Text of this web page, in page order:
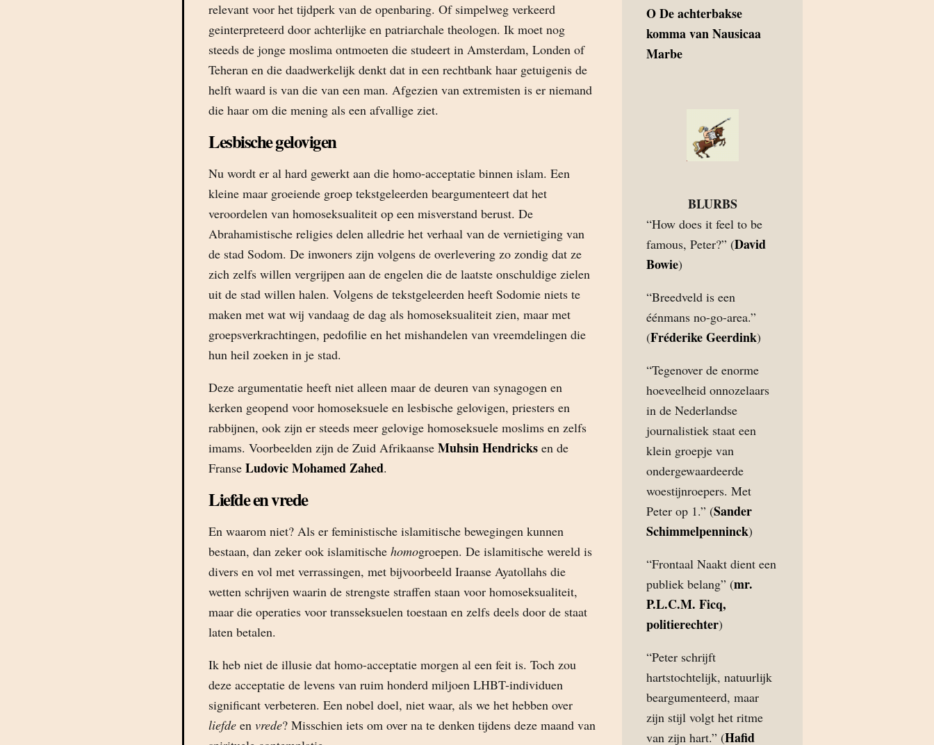
relevant voor het tijdperk van de openbaring. Of simpelweg verkeerd
geinterpreteerd door achterlijke en patriarchale theologen. Ik moet nog
steeds de jonge moslima ontmoeten die studeert in Amsterdam, Londen of
Teheran en die daadwerkelijk denkt dat in een rechtbank haar getuigenis de
helft waard is van die van een man. Afgezien van extremisten is er niemand
die haar om die mening als een afvallige ziet.
Lesbische gelovigen
Nu wordt er al hard gewerkt aan die homo-acceptatie binnen islam. Een
kleine maar groeiende groep tekstgeleerden beargumenteert dat het
veroordelen van homoseksualiteit op een misverstand berust. De
Abrahamistische religies delen alledrie het verhaal van de vernietiging van
de stad Sodom. De inwoners zijn volgens de overlevering zo zondig dat ze
zich zelfs willen vergrijpen aan de engelen die de laatste onschuldige zielen
uit de stad willen halen. Volgens de tekstgeleerden heeft Sodomie niets te
maken met wat wij vandaag de dag als homoseksualiteit zien, maar met
groepsverkrachtingen, pedofilie en het mishandelen van vreemdelingen die
hun heil zoeken in je stad.
Deze argumentatie heeft niet alleen maar de deuren van synagogen en
kerken geopend voor homoseksuele en lesbische gelovigen, priesters en
rabbijnen, ook zijn er steeds meer gelovige homoseksuele moslims en zelfs
imams. Voorbeelden zijn de Zuid Afrikaanse Muhsin Hendricks en de
Franse Ludovic Mohamed Zahed.
Liefde en vrede
En waarom niet? Als er feministische islamitische bewegingen kunnen
bestaan, dan zeker ook islamitische homogroepen. De islamitische wereld is
divers en vol met verrassingen, met bijvoorbeeld Iraanse Ayatollahs die
wetten schrijven waarin de strengste straffen staan voor homoseksualiteit,
maar die operaties voor transseksuelen toestaan en zelfs deels door de staat
laten betalen.
Ik heb niet de illusie dat homo-acceptatie morgen al een feit is. Toch zou
deze acceptatie de levens van ruim honderd miljoen LHBT-individuen
significant verbeteren. Een nobel doel, niet waar, als we het hebben over
liefde en vrede? Misschien iets om over na te denken tijdens deze maand van
ODe achterbakse
komma van Nausicaa
Marbe
BLURBS
“How does it feel to be
famous, Peter?” (David
Bowie)
“Breedveld is een
éénmans no-go-area.”
(Fréderike Geerdink)
“Tegenover de enorme
hoeveelheid onnozelaars
in de Nederlandse
journalistiek staat een
klein groepje van
ondergewaardeerde
woestijnroepers. Met
Peter op 1.” (Sander
Schimmelpenninck)
“Frontaal Naakt dient een
publiek belang” (mr.
P.L.C.M. Ficq,
politierechter)
“Peter schrijft
hartstochtelijk, natuurlijk
beargumenteerd, maar
zijn stijl volgt het ritme
van zijn hart.” (Hafid